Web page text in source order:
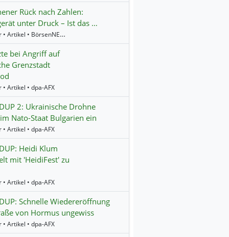
Rück nach Zahlen:
unter Druck – Ist das …
8:54 Uhr • Artikel • BörsenNEWS.de
bei Angriff auf
Grenzstadt
• Artikel • dpa-AFX
2: Ukrainische Drohne
Nato-Staat Bulgarien ein
• Artikel • dpa-AFX
Heidi Klum
mit 'HeidiFest' zu
• Artikel • dpa-AFX
Schnelle Wiedereröffnung
von Hormus ungewiss
• Artikel • dpa-AFX